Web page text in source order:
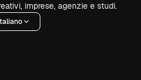
imprese, agenzie e studi.